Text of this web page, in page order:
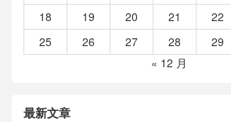
18
19 20 21 22
25
26 27 28 29
« 12 月
最新文章